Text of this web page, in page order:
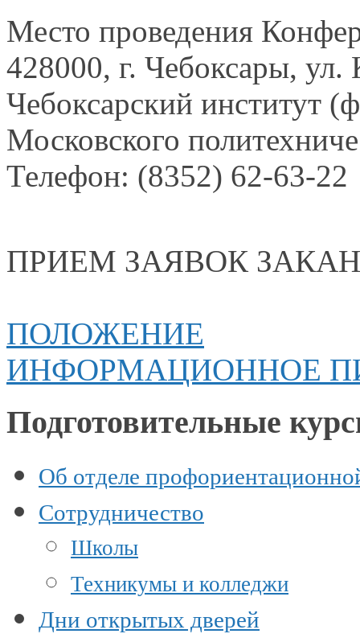
Место проведения
428000, г. Чебоксары, ул.
Чебоксарский институт
Московского
Телефон: (8352) 62-63-22
ПРИЕМ ЗАЯВОК
ПОЛОЖЕНИЕ
ИНФОРМАЦИОННОЕ
Подготовительные
Об отделе
Сотрудничество
Школы
Техникумы и колледжи
Дни открытых дверей